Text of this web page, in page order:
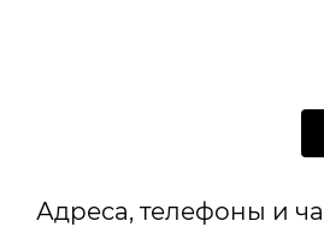
Адреса, телефоны и